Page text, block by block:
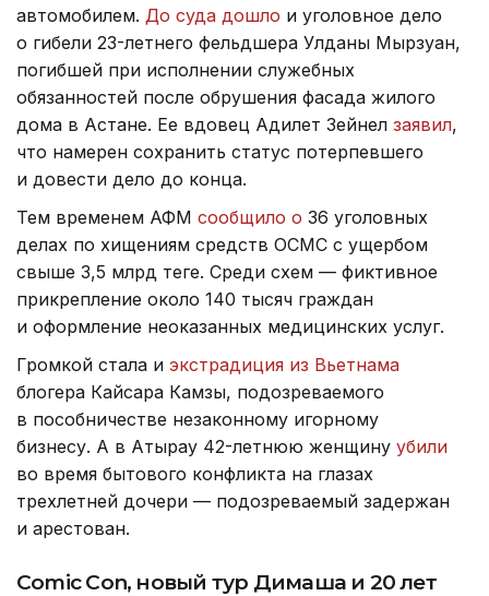
автомобилем. До суда дошло и уголовное дело
о гибели 23-летнего фельдшера Улданы Мырзуан,
погибшей при исполнении служебных
обязанностей после обрушения фасада жилого
дома в Астане. Ее вдовец Адилет Зейнел заявил,
что намерен сохранить статус потерпевшего
и довести дело до конца.
Тем временем АФМ сообщило о 36 уголовных
делах по хищениям средств ОСМС с ущербом
свыше 3,5 млрд теңге. Среди схем — фиктивное
прикрепление около 140 тысяч граждан
и оформление неоказанных медицинских услуг.
Громкой стала и экстрадиция из Вьетнама
блогера Кайсара Камзы, подозреваемого
в пособничестве незаконному игорному
бизнесу. А в Атырау 42-летнюю женщину убили
во время бытового конфликта на глазах
трехлетней дочери — подозреваемый задержан
и арестован.
Comic Con, новый тур Димаша и 20 лет